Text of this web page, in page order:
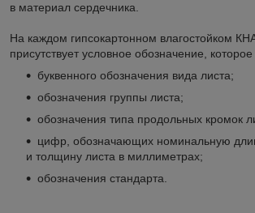
в материал сердечника.
На каждом гипсокартонном влагостойком
присутствует условное обозначение, которое
буквенного обозначения вида листа;
обозначения группы листа;
обозначения типа продольных кромок
цифр, обозначающих номинальную
и толщину листа в миллиметрах;
обозначения стандарта.